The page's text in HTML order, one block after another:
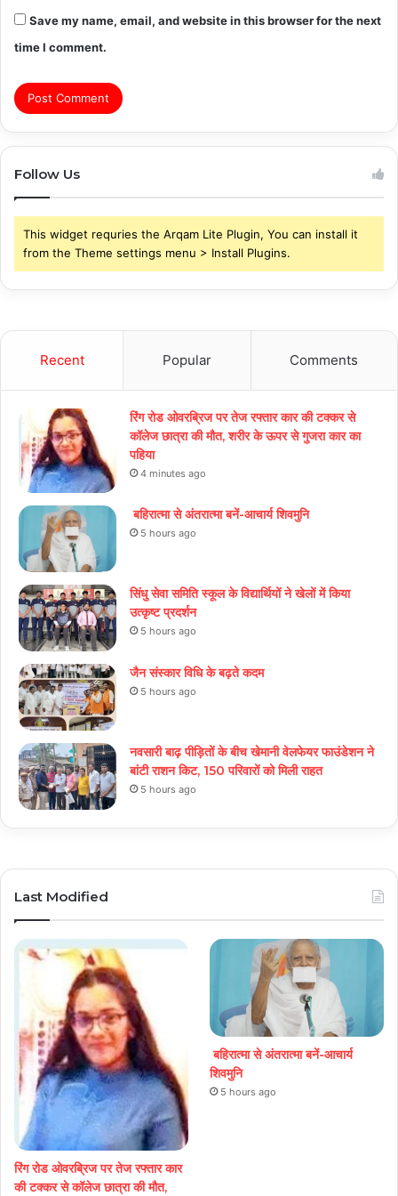
Save my name, email, and website in this browser for the next
time I comment.
Follow Us
This widget requries the Arqam Lite Plugin, You can install it
from the Theme settings menu > Install Plugins.
Recent Popular Comments
रिंग रोड ओवरब्रिज पर तेज रफ्तार कार की टक्कर से
कॉलेज छात्रा की मौत, शरीर के ऊपर से गुजरा कार का
पहिया
4 minutes ago
बहिरात्मा से अंतरात्मा बनें-आचार्य शिवमुनि
5 hours ago
सिंधु सेवा समिति स्कूल के विद्यार्थियों ने खेलों में किया
उत्कृष्ट प्रदर्शन
5 hours ago
जैन संस्कार विधि के बढ़ते कदम
5 hours ago
नवसारी बाढ़ पीड़ितों के बीच खेमानी वेलफेयर फाउंडेशन ने
बांटी राशन किट, 150 परिवारों को मिली राहत
5 hours ago
Last Modified
रिंग रोड ओवरब्रिज पर तेज रफ्तार कार
की टक्कर से कॉलेज छात्रा की मौत,
बहिरात्मा से अंतरात्मा बनें-आचार्य
शिवमुनि
5 hours ago